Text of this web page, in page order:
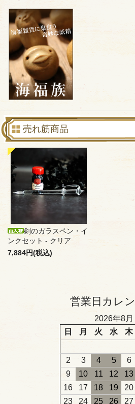
売れ筋商品
剣のガラスペン・イ
ンクセット - クリア
7,884円(税込)
営業日カレ
2026年8月
日
月 火 水 木
2
3 4 5 6
9
10 11 12 13
16
17 18 19 20
23
24 25 26 27